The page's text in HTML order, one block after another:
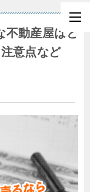
動産屋はど
意点など